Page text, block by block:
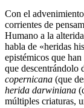
Con el
corrientes de
Humano a la
habla de «heridas
epistémicos que
que descentrándolo
copernicana (que
herida darwiniana
múltiples criaturas,